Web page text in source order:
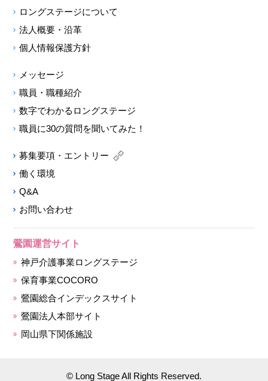
ロングステージについて
法人概要・沿革
個人情報保護方針
メッセージ
職員・職種紹介
数字でわかるロングステージ
職員に30の質問を聞いてみた！
募集要項・エントリー
働く環境
Q&A
お問い合わせ
鶯園運営サイト
神戸介護事業ロングステージ
保育事業COCORO
鶯園総合インデックスサイト
鶯園法人本部サイト
岡山県下関係施設
© Long Stage All Rights Reserved.